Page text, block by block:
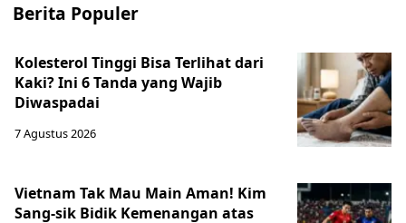
Berita Populer
Kolesterol Tinggi Bisa Terlihat dari
Kaki? Ini 6 Tanda yang Wajib
Diwaspadai
7 Agustus 2026
Vietnam Tak Mau Main Aman! Kim
Sang-sik Bidik Kemenangan atas